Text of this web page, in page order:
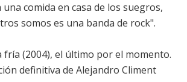
comida en casa de los suegros,
somos es una banda de rock".
fría (2004), el último por el momento.
definitiva de Alejandro Climent